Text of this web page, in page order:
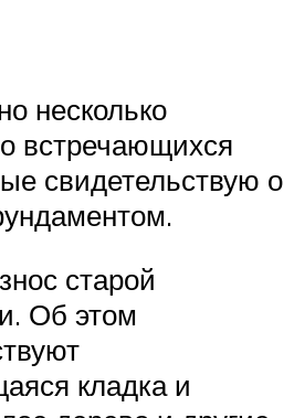
несколько
встречающихся
свидетельствую о
старой
Об этом
кладка и